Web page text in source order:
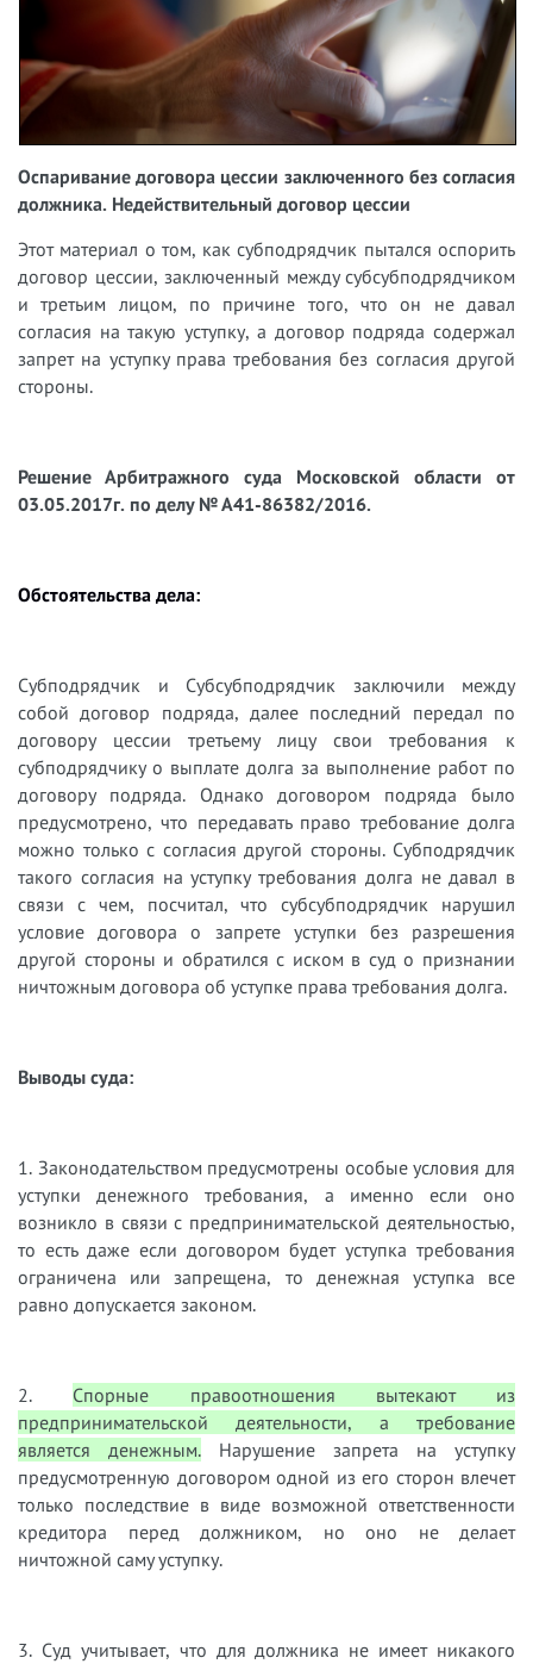
Оспаривание договора цессии заключенного без согласия
должника. Недействительный договор цессии
Этот материал о том, как субподрядчик пытался оспорить
договор цессии, заключенный между субсубподрядчиком
и третьим лицом, по причине того, что он не давал
согласия на такую уступку, а договор подряда содержал
запрет на уступку права требования без согласия другой
стороны.
Решение Арбитражного суда Московской области от
03.05.2017г. по делу № А41-86382/2016.
Обстоятельства дела:
Субподрядчик и Субсубподрядчик заключили между
собой договор подряда, далее последний передал по
договору цессии третьему лицу свои требования к
субподрядчику о выплате долга за выполнение работ по
договору подряда. Однако договором подряда было
предусмотрено, что передавать право требование долга
можно только с согласия другой стороны. Субподрядчик
такого согласия на уступку требования долга не давал в
связи с чем, посчитал, что субсубподрядчик нарушил
условие договора о запрете уступки без разрешения
другой стороны и обратился с иском в суд о признании
ничтожным договора об уступке права требования долга.
Выводы суда:
1. Законодательством предусмотрены особые условия для
уступки денежного требования, а именно если оно
возникло в связи с предпринимательской деятельностью,
то есть даже если договором будет уступка требования
ограничена или запрещена, то денежная уступка все
равно допускается законом.
2. Спорные правоотношения вытекают из
предпринимательской деятельности, а требование
является денежным. Нарушение запрета на уступку
предусмотренную договором одной из его сторон влечет
только последствие в виде возможной ответственности
кредитора перед должником, но оно не делает
ничтожной саму уступку.
3. Суд учитывает, что для должника не имеет никакого